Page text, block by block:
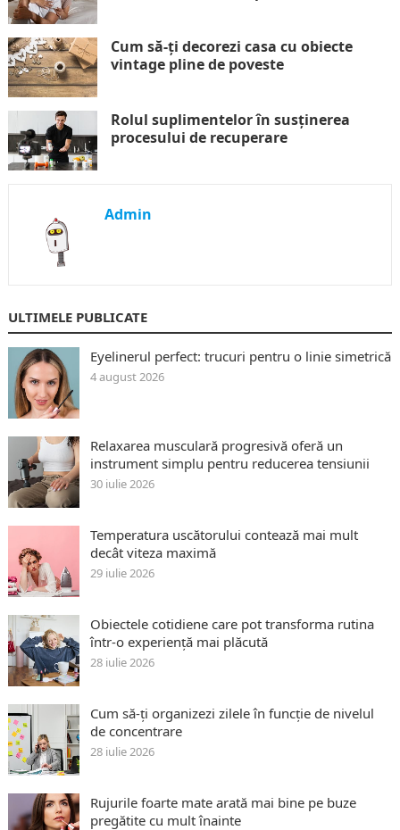
Cum să-ți decorezi casa cu obiecte
vintage pline de poveste
Rolul suplimentelor în susținerea
procesului de recuperare
Admin
ULTIMELE PUBLICATE
Eyelinerul perfect: trucuri pentru o linie simetrică
4 august 2026
Relaxarea musculară progresivă oferă un
instrument simplu pentru reducerea tensiunii
30 iulie 2026
Temperatura uscătorului contează mai mult
decât viteza maximă
29 iulie 2026
Obiectele cotidiene care pot transforma rutina
într-o experiență mai plăcută
28 iulie 2026
Cum să-ți organizezi zilele în funcție de nivelul
de concentrare
28 iulie 2026
Rujurile foarte mate arată mai bine pe buze
pregătite cu mult înainte